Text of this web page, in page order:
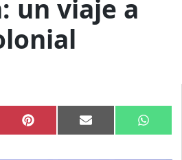
un viaje a
Compartir
en
Pinterest Compartir
en
Email
en